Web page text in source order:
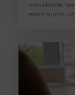
vervelende
een trauma uit